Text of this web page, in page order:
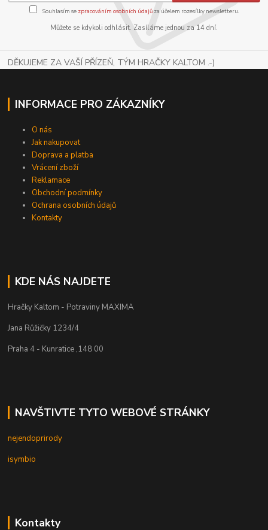
Souhlasím se zpracováním osobních údajůza účelem rozesílky newsletteru.
Můžete se kdykoli odhlásit. Zasíláme jednou za 14 dní.
DĚKUJEME ZA VAŠÍ PŘÍZEŇ, TÝM HRAČKY KALTOM .-)
INFORMACE PRO ZÁKAZNÍKY
O nás
Jak nakupovat
Doprava a platba
Vrácení zboží
Reklamace
Obchodní podmínky
Ochrana osobních údajů
Kontakty
KDE NÁS NAJDETE
Hračky Kaltom - Potraviny MAXIMA
Jana Růžičky 1234/4
Praha 4 - Kunratice ,148 00
NAVŠTIVTE TYTO WEBOVÉ STRÁNKY
nejendoprirody
isymbio
Kontakty